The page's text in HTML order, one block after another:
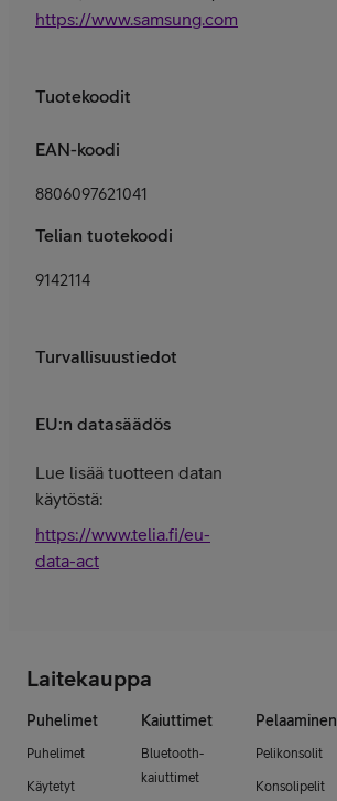
https://www.samsung.com/fi/support/
Tuotekoodit
EAN-koodi
8806097621041
Telian tuotekoodi
9142114
Turvallisuustiedot
EU:n datasäädös
Lue lisää tuotteen datan
käytöstä:
https://www.telia.fi/eu-
data-act
Laitekauppa
Puhelimet
Puhelimet
Käytetyt
Kaiuttimet
Bluetooth-
kaiuttimet
Pelaaminen
Pelikonsolit
Konsolipelit